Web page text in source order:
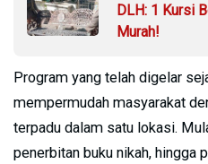
DLH: 1 Kursi
Murah!
Program yang telah digelar
mempermudah masyarakat
terpadu dalam satu lokasi.
penerbitan buku nikah, hingga